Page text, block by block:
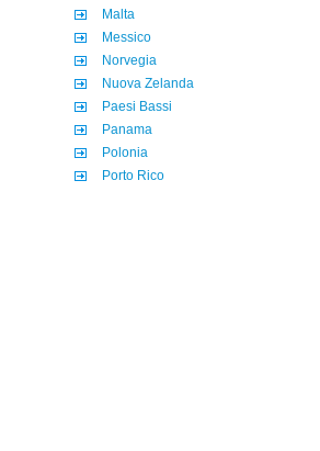
Malta
Messico
Norvegia
Nuova Zelanda
Paesi Bassi
Panama
Polonia
Porto Rico